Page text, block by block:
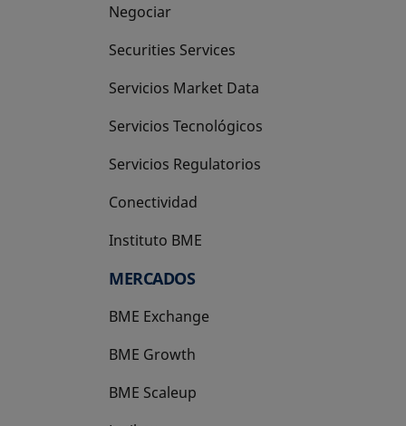
Negociar
Securities Services
Servicios Market Data
Servicios Tecnológicos
Servicios Regulatorios
Conectividad
Instituto BME
se abre en una pestaña nueva
MERCADOS
BME Exchange
BME Growth
se abre en una pestaña nueva
BME Scaleup
se abre en una pestaña nueva